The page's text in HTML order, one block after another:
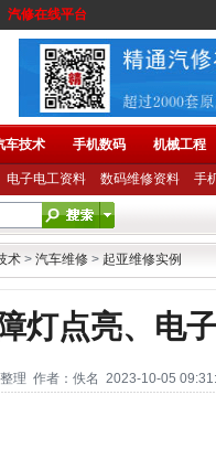
汽修在线平台
车技术 手机数码 机械工程
电子电工资料 数码维修资料 手
术 > 汽车维修 > 起亚维修实例
灯点亮、电
理 作者：佚名 2023-10-05